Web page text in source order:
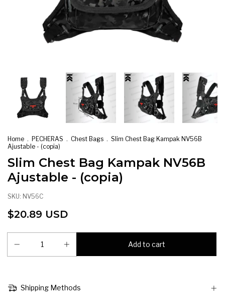
Home . PECHERAS . Chest Bags . Slim Chest Bag Kampak NV56B
Ajustable - (copia)
Slim Chest Bag Kampak NV56B
Ajustable - (copia)
SKU: NV56C
$20.89 USD
Shipping Methods